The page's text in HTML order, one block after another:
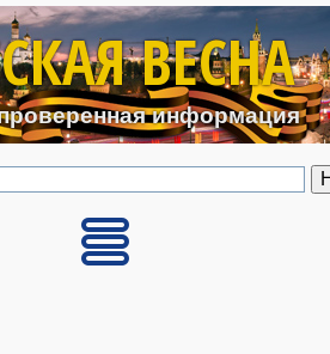
Перейти к основному
ВЕСНА
информация